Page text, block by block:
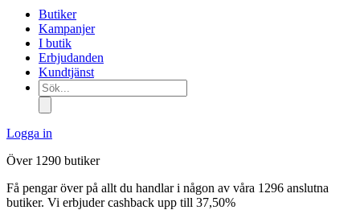
Butiker
Kampanjer
I butik
Erbjudanden
Kundtjänst
Sök...
Logga in
Över 1290 butiker
Få pengar över på allt du handlar i någon av våra 1296 anslutna
butiker. Vi erbjuder cashback upp till 37,50%